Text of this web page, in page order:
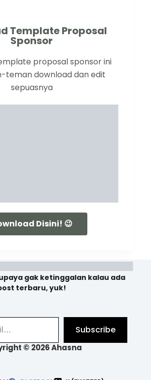
Template Proposal
Sponsor
proposal sponsor ini
teman download dan edit
sepuasnya
Disini! 😉
gak ketinggalan kalau ada
terbaru, yuk!
Subscribe
© 2026 Ahasna